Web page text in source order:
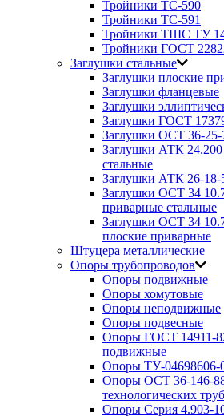
Тройники ТС-590
Тройники ТС-591
Тройники ТШС ТУ
Тройники ГОСТ
Заглушки стальные
Заглушки плоские
Заглушки фланцевые
Заглушки
Заглушки ГОСТ
Заглушки ОСТ 36-25-
Заглушки АТК
стальные
Заглушки АТК 26-18-
Заглушки ОСТ 34
приварные стальные
Заглушки ОСТ 34
плоские приварные
Штуцера металлические
Опоры трубопроводов
Опоры подвижные
Опоры хомутовые
Опоры неподвижные
Опоры подвесные
Опоры ГОСТ 14911-
подвижные
Опоры ТУ-04698606-
Опоры ОСТ 36-146-
технологических
Опоры Серия 4.903-